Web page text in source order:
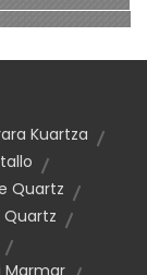
Kuartza
Quartz
Quartz
Marmar